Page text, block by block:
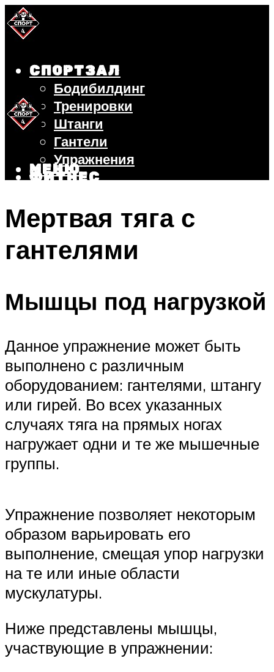
СПОРТЗАЛ
Бодибилдинг
Тренировки
Штанги
Гантели
Упражнения
ФИТНЕС
ВЕЛОСИПЕД
ПОХУДЕНИЕ
МЕНЮ
Мертвая тяга с
гантелями
Мышцы под нагрузкой
Данное упражнение может быть
выполнено с различным
оборудованием: гантелями, штангу
или гирей. Во всех указанных
случаях тяга на прямых ногах
нагружает одни и те же мышечные
группы.
Упражнение позволяет некоторым
образом варьировать его
выполнение, смещая упор нагрузки
на те или иные области
мускулатуры.
Ниже представлены мышцы,
участвующие в упражнении: